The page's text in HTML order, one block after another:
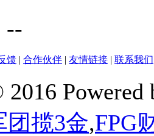
--
馈 | 合作伙伴 | 友情链接 | 联系我们
团揽3金,FPG